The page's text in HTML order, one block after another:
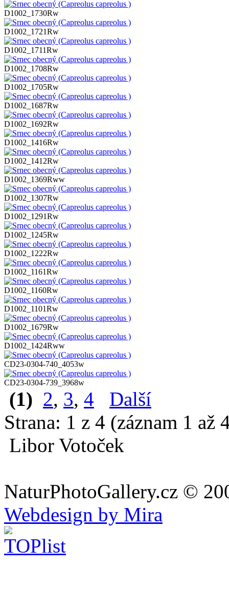
D1002_1730Rw
D1002_1721Rw
D1002_1711Rw
D1002_1708Rw
D1002_1705Rw
D1002_1687Rw
D1002_1692Rw
D1002_1416Rw
D1002_1412Rw
D1002_1369Rww
D1002_1307Rw
D1002_1291Rw
D1002_1245Rw
D1002_1222Rw
D1002_1161Rw
D1002_1160Rw
D1002_1101Rw
D1002_1679Rw
D1002_1424Rww
CD23-0304-740_4053w
CD23-0304-739_3968w
(1) 2, 3, 4
Další
Strana: 1 z 4 (záznam 1 až
Libor Votoček
NaturPhotoGallery.cz ©
Webdesign by Mira